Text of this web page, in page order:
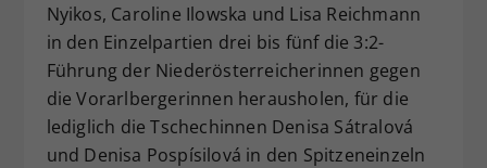
Nyikos, Caroline Ilowska und Lisa Reichmann
in den Einzelpartien drei bis fünf die 3:2-
Führung der Niederösterreicherinnen gegen
die Vorarlbergerinnen herausholen, für die
lediglich die Tschechinnen Denisa Sátralová
und Denisa Pospísilová in den Spitzeneinzeln